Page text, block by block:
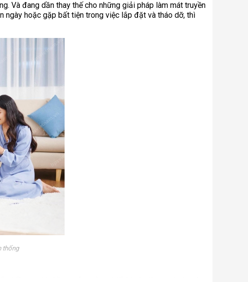
Và đang dần thay thế cho những giải pháp làm mát truyền
ngày hoặc gặp bất tiện trong việc lắp đặt và tháo dỡ, thì
thống